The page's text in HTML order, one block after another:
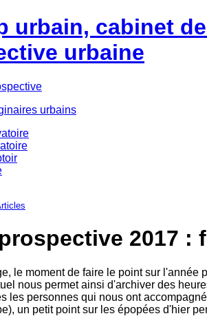
urbain, cabinet
urbaine
urbains
2017 :
le moment de faire le point sur l'année
nous permet ainsi d'archiver des
les personnes qui nous ont
un petit point sur les épopées d'hier